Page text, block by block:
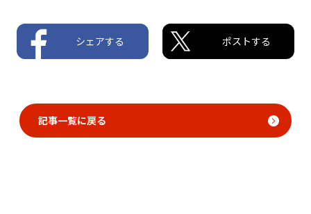
シェアする ポストする
記事一覧に戻る